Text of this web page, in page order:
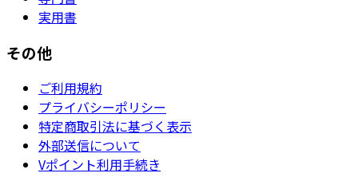
実用書
その他
ご利用規約
プライバシーポリシー
特定商取引法に基づく表示
外部送信について
Vポイント利用手続き